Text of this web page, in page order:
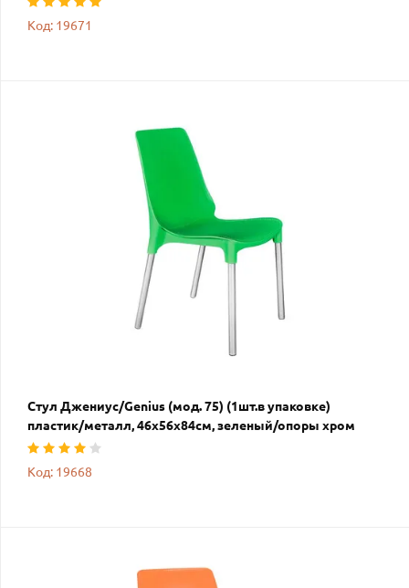
Код: 19671
Стул Джениус/Genius (мод. 75) (1шт.в упаковке)
пластик/металл, 46x56x84cм, зеленый/опоры хром
Код: 19668